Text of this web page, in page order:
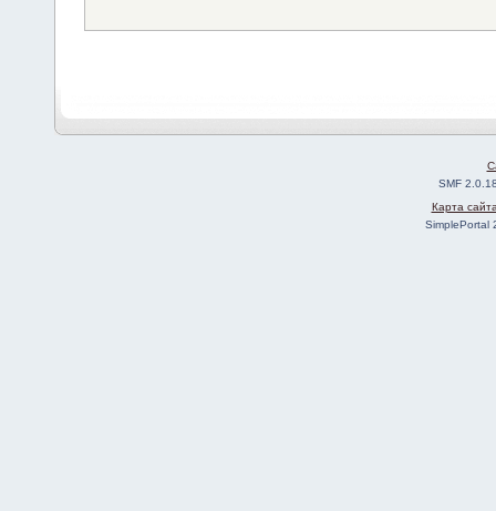
SMF
Карта
SimplePortal